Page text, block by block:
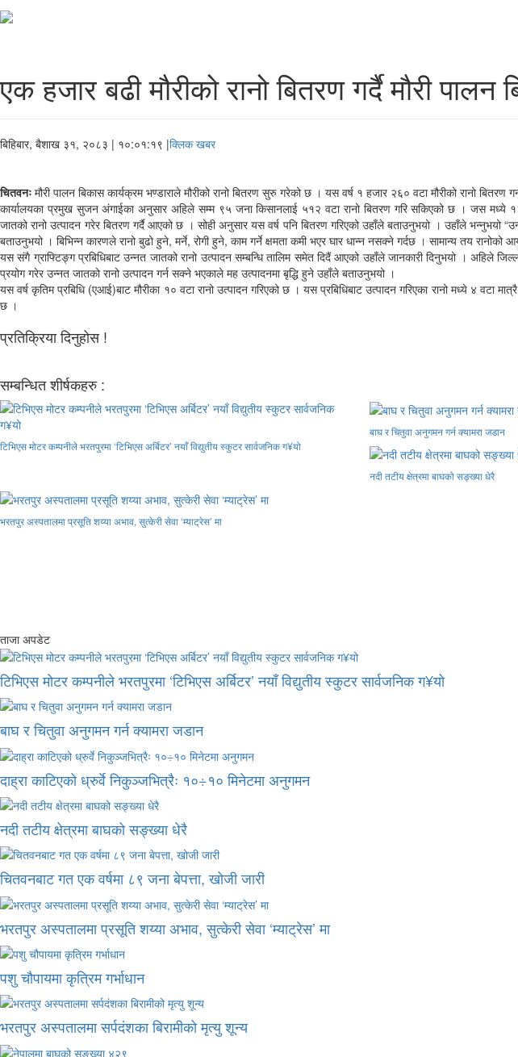
एक हजार बढी मौरीको रानो बितरण गर्दै मौरी पालन
बिहिबार, बैशाख ३१, २०८३ | १०:०१:१९ |क्लिक खबर
चितवनः मौरी पालन बिकास कार्यक्रम भण्डाराले मौरीको रानो बितरण सुरु गरेको छ । यस वर्ष १ हजार २६० वटा मौरीको रानो
कार्यालयका प्रमुख सुजन अंगाईका अनुसार अहिले सम्म ९५ जना किसानलाई ५१२ वटा रानो बितरण गरि सकिएको छ । जस मध्ये १३९
जातको रानो उत्पादन गरेर बितरण गर्दै आएको छ । सोही अनुसार यस वर्ष पनि बितरण गरिएको उहाँले बताउनुभयो । उहाँले भन्नुभयो
बताउनुभयो । बिभिन्न कारणले रानो बुढो हुने, मर्ने, रोगी हुने, काम गर्ने क्षमता कमी भएर घार धान्न नसक्ने गर्दछ । सामान्य तय
यस संगै ग्राफ्टिङ्ग प्रबिधिबाट उन्नत जातको रानो उत्पादन सम्बन्धि तालिम समेत दिदैं आएको उहाँले जानकारी दिनुभयो । अहिले
प्रयोग गरेर उन्नत जातको रानो उत्पादन गर्न सक्ने भएकाले मह उत्पादनमा बृद्धि हुने उहाँले बताउनुभयो ।
यस वर्ष कृतिम प्रबिधि (एआई)बाट मौरीका १० वटा रानो उत्पादन गरिएको छ । यस प्रबिधिबाट उत्पादन गरिएका रानो मध्ये ४
छ ।
प्रतिक्रिया दिनुहोस !
सम्बन्धित शीर्षकहरु :
टिभिएस मोटर कम्पनीले भरतपुरमा ‘टिभिएस अर्बिटर’ नयाँ विद्युतीय स्कुटर सार्वजनिक ग¥यो
बाघ र चितुवा अनुगमन गर्न क्यामरा जडान
नदी तटीय क्षेत्रमा बाघको सङ्ख्या धेरै
भरतपुर अस्पतालमा प्रसूति शय्या अभाव, सुत्केरी सेवा ‘म्याट्रेस’ मा
ताजा अपडेट
टिभिएस मोटर कम्पनीले भरतपुरमा ‘टिभिएस अर्बिटर’ नयाँ विद्युतीय स्कुटर सार्वजनिक ग¥यो
बाघ र चितुवा अनुगमन गर्न क्यामरा जडान
दाह्रा काटिएको ध्रुर्वे निकुञ्जभित्रैः १०÷१० मिनेटमा अनुगमन
नदी तटीय क्षेत्रमा बाघको सङ्ख्या धेरै
चितवनबाट गत एक वर्षमा ८९ जना बेपत्ता, खोजी जारी
भरतपुर अस्पतालमा प्रसूति शय्या अभाव, सुत्केरी सेवा ‘म्याट्रेस’ मा
पशु चौपायमा कृत्रिम गर्भाधान
भरतपुर अस्पतालमा सर्पदंशका बिरामीको मृत्यु शून्य